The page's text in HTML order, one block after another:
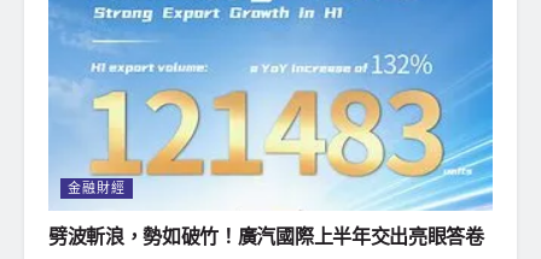
金融財經
劈波斬浪，勢如破竹！廣汽國際上半年交出亮眼答卷